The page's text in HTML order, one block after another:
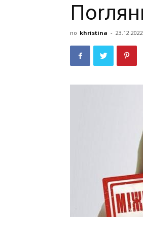
по khristina - 23.12.2022